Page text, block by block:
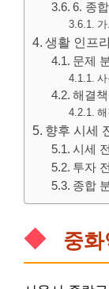
6. 종
생활 인프
문제
해결
향후 시세
시세
투자
종합
중